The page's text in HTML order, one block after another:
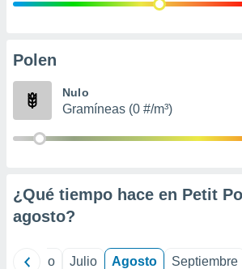
publicidad
de
Polen
Nulo
Gramíneas (0 #/m³)
¿Qué tiempo hace en Petit
agosto?
Junio Julio Agosto Septiembre